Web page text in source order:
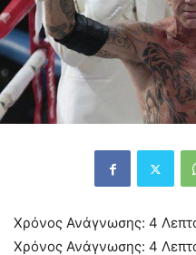
Χρόνος Ανάγνωσης: 4
Χρόνος Ανάγνωσης: 4